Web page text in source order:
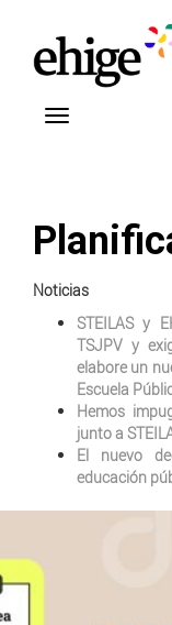
Noticias
STEILAS y
TSJPV y
elabore un
Escuela
Hemos
junto a
El nuevo
educación